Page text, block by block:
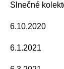
Slnečné
6.10.2020
6.1.2021